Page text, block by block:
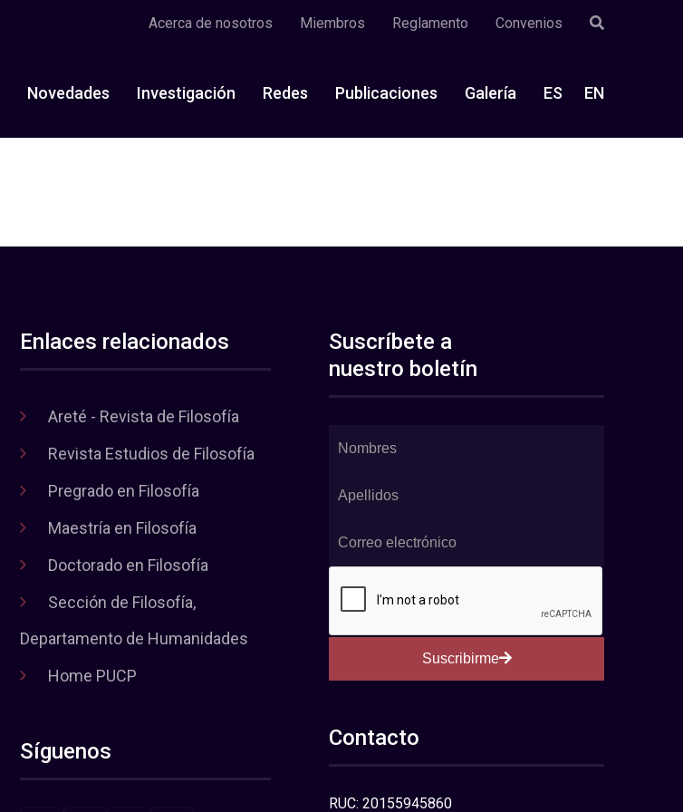
Acerca de nosotros Miembros Reglamento Convenios
Novedades Investigación Redes Publicaciones Galería ES EN
Enlaces relacionados
Areté - Revista de Filosofía
Revista Estudios de Filosofía
Pregrado en Filosofía
Maestría en Filosofía
Doctorado en Filosofía
Sección de Filosofía,
Departamento de Humanidades
Home PUCP
Síguenos
Suscríbete a
nuestro boletín
Suscribirme
Contacto
RUC: 20155945860